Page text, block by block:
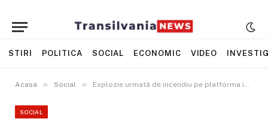
STIRI POLITICA SOCIAL ECONOMIC VIDEO
Acasa » Social » Explozie urmată de incendiu pe platforma industrială Sebeş. Două persoane, rănite. A fost activat planul roșu de intervenție
SOCIAL